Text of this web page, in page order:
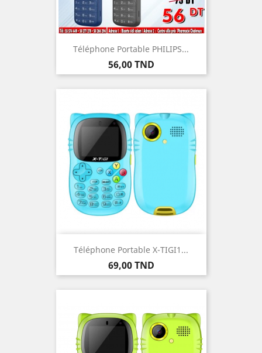
Téléphone Portable PHILIPS...
Prix
56,00 TND
Téléphone Portable X-TIGI1...
Prix
69,00 TND